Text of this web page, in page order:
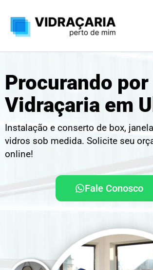
para
Procurando por
Vidraçaria em
Instalação e conserto de box,
vidros sob medida. Solicite seu
online!
Fale Conosco